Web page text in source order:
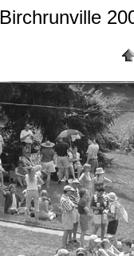
Birchrunville